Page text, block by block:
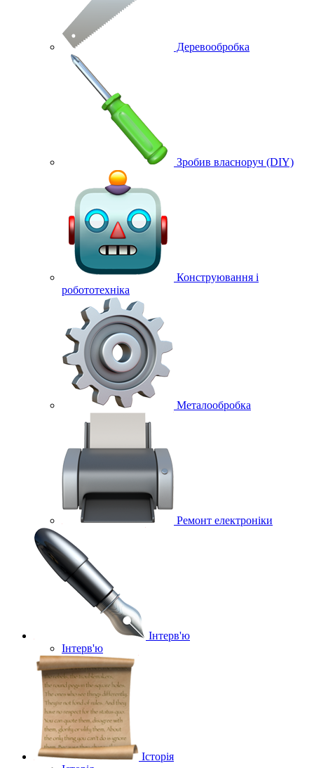
Деревообробка
Зробив власноруч (DIY)
Конструювання і
робототехніка
Металообробка
Ремонт електроніки
Інтерв'ю
Інтерв'ю
Історія